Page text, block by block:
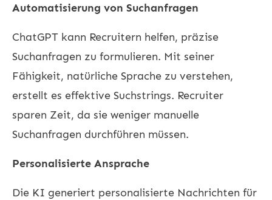
Automatisierung von Suchanfragen
ChatGPT kann Recruitern helfen, präzise
Suchanfragen zu formulieren. Mit seiner
Fähigkeit, natürliche Sprache zu verstehen,
erstellt es effektive Suchstrings. Recruiter
sparen Zeit, da sie weniger manuelle
Suchanfragen durchführen müssen.
Personalisierte Ansprache
Die KI generiert personalisierte Nachrichten für